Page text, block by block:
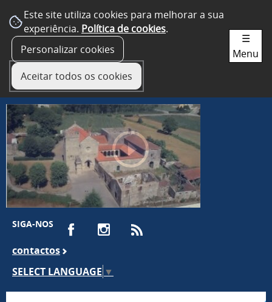
Este site utiliza cookies para melhorar a sua
experiência. Política de cookies.
Personalizar cookies
Aceitar todos os cookies
SIGA-NOS
contactos
SELECT LANGUAGE ▼
☰
Menu